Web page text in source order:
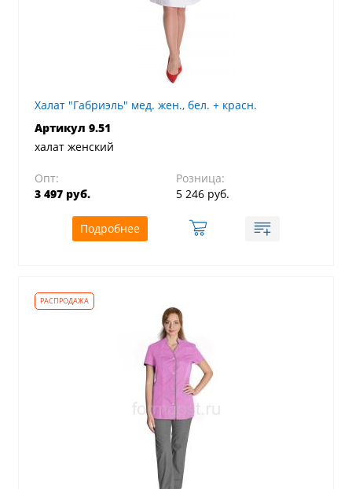
Халат "Габриэль" мед. жен., бел. + красн.
Артикул 9.51
халат женский
Опт:
3 497 руб.
Розница:
5 246 руб.
Подробнее